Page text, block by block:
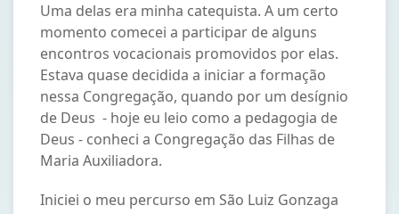
Uma delas era minha catequista. A um certo
momento comecei a participar de alguns
encontros vocacionais promovidos por elas.
Estava quase decidida a iniciar a formação
nessa Congregação, quando por um desígnio
de Deus - hoje eu leio como a pedagogia de
Deus - conheci a Congregação das Filhas de
Maria Auxiliadora.
Iniciei o meu percurso em São Luiz Gonzaga